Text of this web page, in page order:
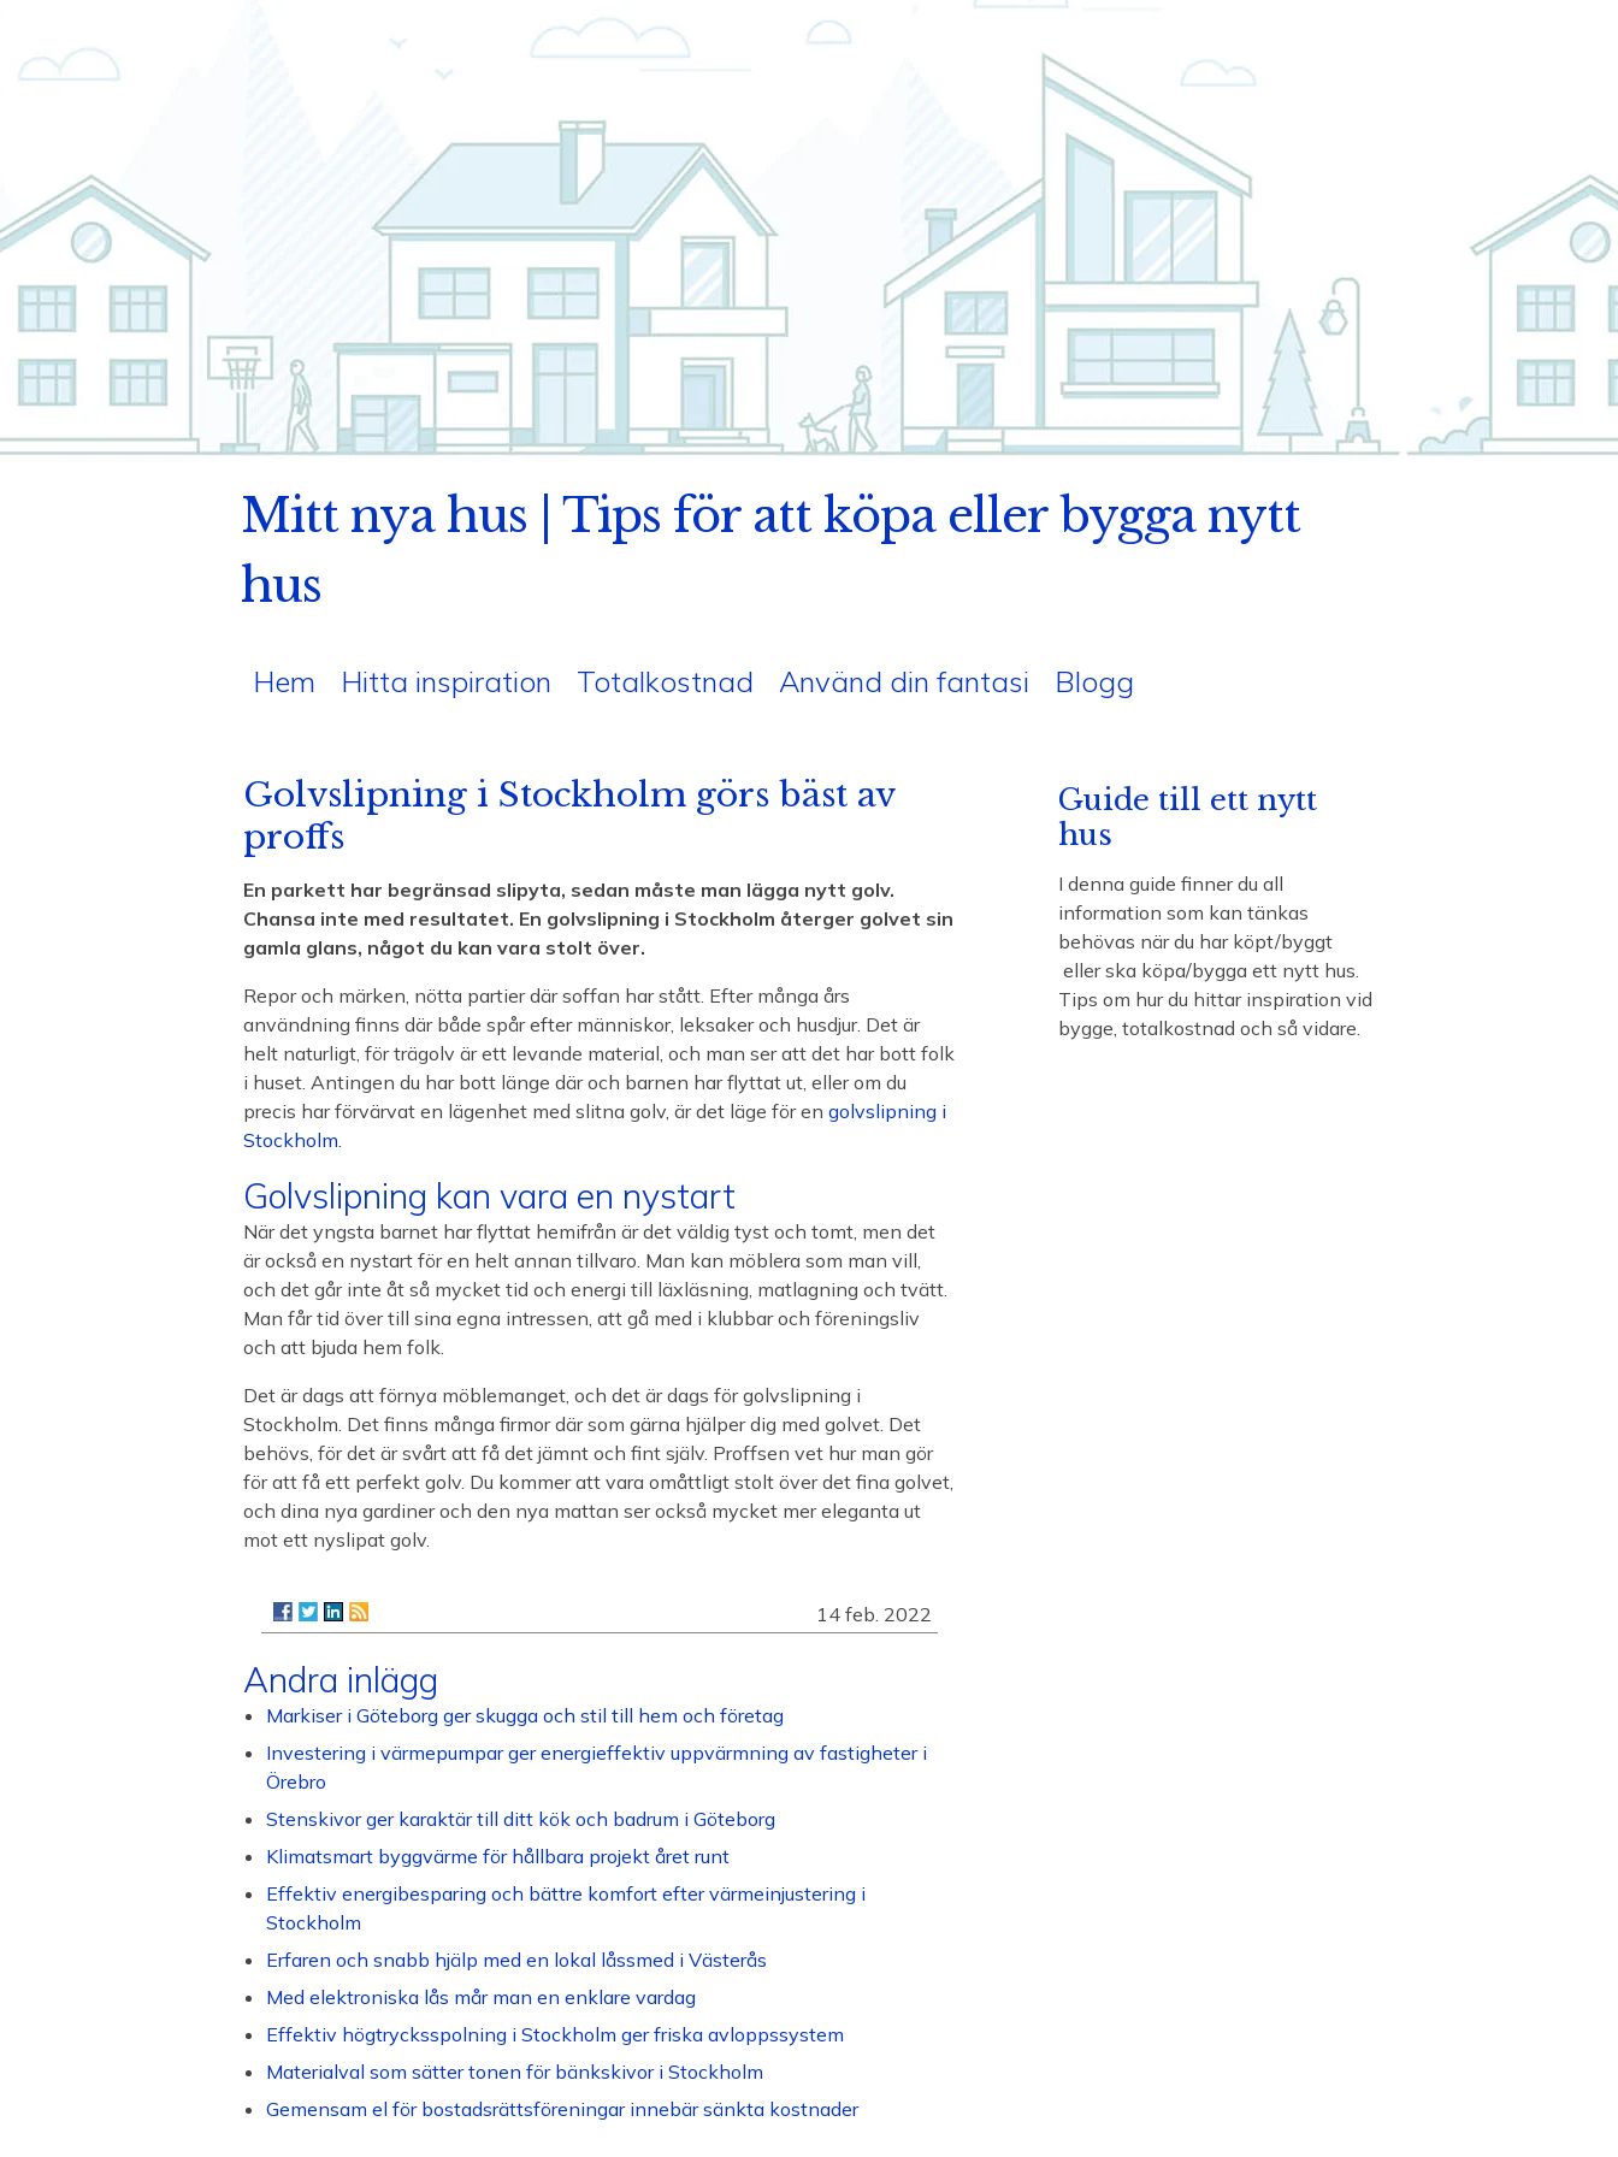
Mitt nya hus | Tips för att köpa eller bygga nytt
hus
Hem Hitta inspiration Totalkostnad Använd din fantasi Blogg
Golvslipning i Stockholm görs bäst av
proffs
En parkett har begränsad slipyta, sedan måste man lägga nytt golv.
Chansa inte med resultatet. En golvslipning i Stockholm återger golvet sin
gamla glans, något du kan vara stolt över.
Repor och märken, nötta partier där soffan har stått. Efter många års
användning finns där både spår efter människor, leksaker och husdjur. Det är
helt naturligt, för trägolv är ett levande material, och man ser att det har bott folk
i huset. Antingen du har bott länge där och barnen har flyttat ut, eller om du
precis har förvärvat en lägenhet med slitna golv, är det läge för en golvslipning i
Stockholm.
Golvslipning kan vara en nystart
När det yngsta barnet har flyttat hemifrån är det väldig tyst och tomt, men det
är också en nystart för en helt annan tillvaro. Man kan möblera som man vill,
och det går inte åt så mycket tid och energi till läxläsning, matlagning och tvätt.
Man får tid över till sina egna intressen, att gå med i klubbar och föreningsliv
och att bjuda hem folk.
Det är dags att förnya möblemanget, och det är dags för golvslipning i
Stockholm. Det finns många firmor där som gärna hjälper dig med golvet. Det
behövs, för det är svårt att få det jämnt och fint själv. Proffsen vet hur man gör
för att få ett perfekt golv. Du kommer att vara omåttligt stolt över det fina golvet,
och dina nya gardiner och den nya mattan ser också mycket mer eleganta ut
mot ett nyslipat golv.
14 feb. 2022
Andra inlägg
Markiser i Göteborg ger skugga och stil till hem och företag
Investering i värmepumpar ger energieffektiv uppvärmning av fastigheter i
Örebro
Stenskivor ger karaktär till ditt kök och badrum i Göteborg
Klimatsmart byggvärme för hållbara projekt året runt
Effektiv energibesparing och bättre komfort efter värmeinjustering i
Stockholm
Erfaren och snabb hjälp med en lokal låssmed i Västerås
Med elektroniska lås mår man en enklare vardag
Effektiv högtrycksspolning i Stockholm ger friska avloppssystem
Materialval som sätter tonen för bänkskivor i Stockholm
Gemensam el för bostadsrättsföreningar innebär sänkta kostnader
Guide till ett nytt
hus
I denna guide finner du all
information som kan tänkas
behövas när du har köpt/byggt
eller ska köpa/bygga ett nytt hus.
Tips om hur du hittar inspiration vid
bygge, totalkostnad och så vidare.